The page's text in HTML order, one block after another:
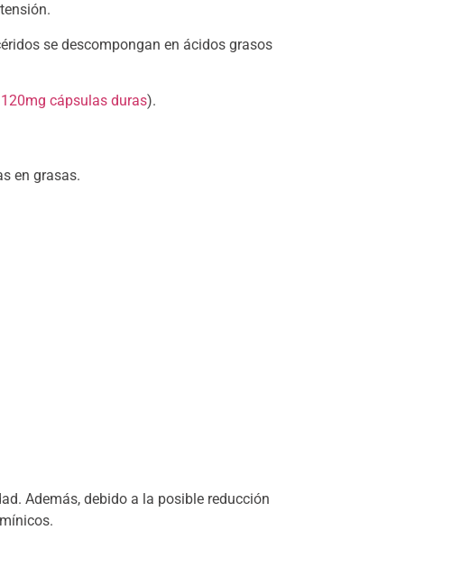
se descompongan en ácidos grasos
cápsulas duras).
en grasas.
Además, debido a la posible reducción